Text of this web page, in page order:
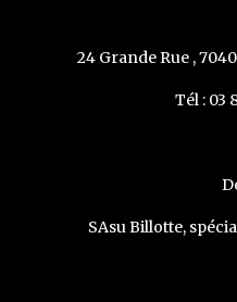
24 Grande Rue ,
Tél : 03
SAsu Billotte,